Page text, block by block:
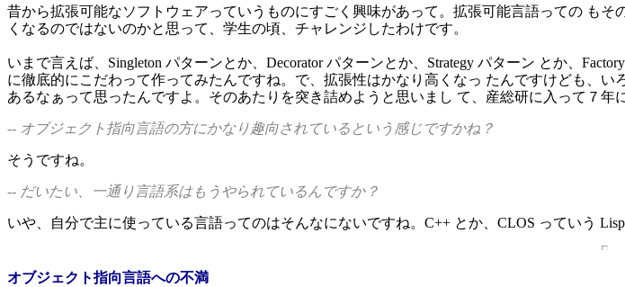
昔から拡張可能なソフトウェアっていうものにすごく興味があって。拡張可能言語っての も
くなるのではないのかと思って、学生の頃、チャレンジしたわけです。
いまで言えば、Singleton パターンとか、Decorator パターンとか、Strategy パターン とか、
に徹底的にこだわって作ってみたんですね。で、拡張性はかなり高くなっ たんですけども、
あるなぁって思ったんですよ。そのあたりを突き詰めようと思いまし て、産総研に入って７年
-- オブジェクト指向言語の方にかなり趣向されているという感じですかね？
そうですね。
-- だいたい、一通り言語系はもうやられているんですか？
いや、自分で主に使っている言語ってのはそんなにないですね。C++ とか、CLOS っていう
オブジェクト指向言語への不満